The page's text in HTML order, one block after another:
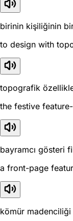
birinin kişiliğinin
to design with
topografik
the festive
bayramcı gösteri
a front-page
kömür